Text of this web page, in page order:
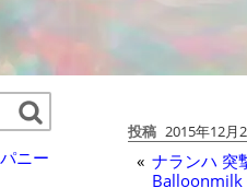
ニー
投稿 2015年12月
« ナランハ 突
Balloonmilk